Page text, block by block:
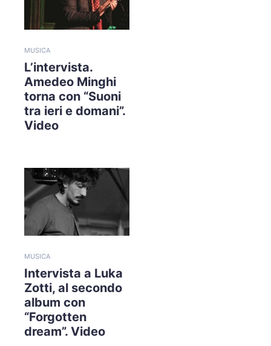
MUSICA
L’intervista.
Amedeo Minghi
torna con “Suoni
tra ieri e domani”.
Video
MUSICA
Intervista a Luka
Zotti, al secondo
album con
“Forgotten
dream”. Video